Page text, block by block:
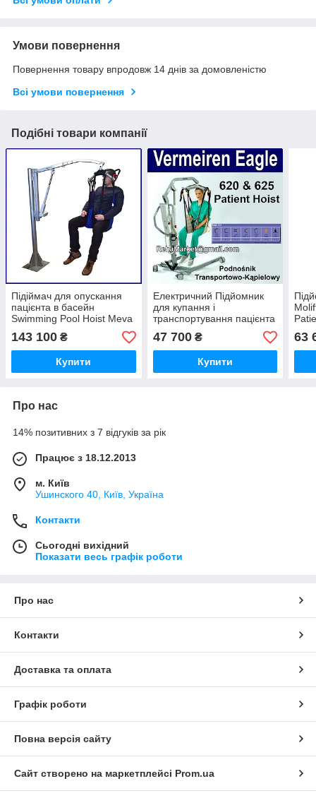
Умови повернення
Повернення товару впродовж 14 днів за домовленістю
Всі умови повернення
Подібні товари компанії
Підіймач для опускання
пацієнта в басейн
Swimming Pool Hoist Meva
Patient Lifter
143 100 ₴
Купити
Електричний Підйомник
для купання і
транспортування пацієнта
до 150 кг Vermeiren
EAGLE 620 Patient Lift
Demo
47 700₴
Купити
63
Про нас
14% позитивних з 7 відгуків за рік
Працює з 18.12.2013
м. Київ
Ушинского 40, Київ, Україна
Контакти
Сьогодні вихідний
Показати весь графік роботи
Про нас
Контакти
Доставка та оплата
Графік роботи
Повна версія сайту
Сайт створено на маркетплейсі Prom.ua